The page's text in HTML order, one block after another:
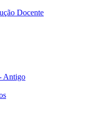
Docente
Antigo